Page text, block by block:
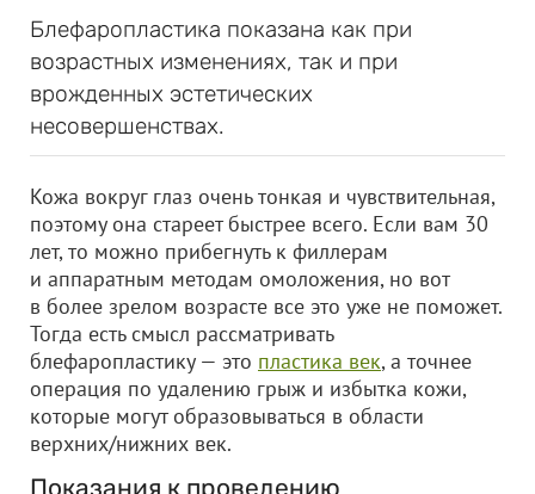
Блефаропластика показана как при
возрастных изменениях, так и при
врожденных эстетических
несовершенствах.
Кожа вокруг глаз очень тонкая и чувствительная,
поэтому она стареет быстрее всего. Если вам 30
лет, то можно прибегнуть к филлерам
и аппаратным методам омоложения, но вот
в более зрелом возрасте все это уже не поможет.
Тогда есть смысл рассматривать
блефаропластику — это пластика век, а точнее
операция по удалению грыж и избытка кожи,
которые могут образовываться в области
верхних/нижних век.
Показания к проведению